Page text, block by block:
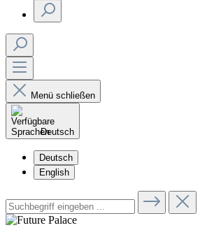
Menü schließen
Deutsch
Deutsch
English